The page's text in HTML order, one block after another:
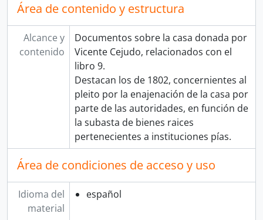
Área de contenido y estructura
Alcance y
contenido
Documentos sobre la casa donada por
Vicente Cejudo, relacionados con el
libro 9.
Destacan los de 1802, concernientes al
pleito por la enajenación de la casa por
parte de las autoridades, en función de
la subasta de bienes raices
pertenecientes a instituciones pías.
Área de condiciones de acceso y uso
Idioma del
material
español